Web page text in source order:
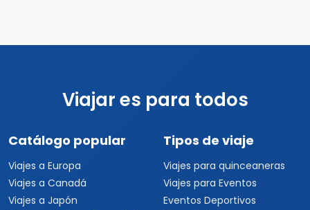
Viajar es para todos
Catálogo popular
Viajes a Europa
Viajes a Canadá
Viajes a Japón
Tipos de viaje
Viajes para quinceaneras
Viajes para Eventos
Eventos Deportivos